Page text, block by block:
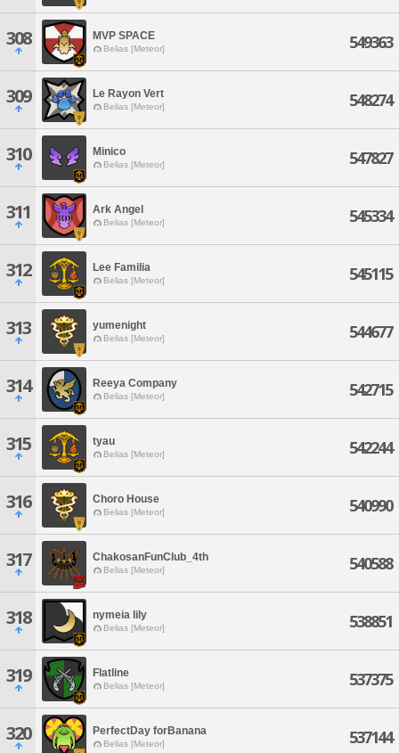
308 MVP SPACE
Belias [Meteor] 549363
309 Le Rayon Vert
Belias [Meteor] 548274
310 Minico
Belias [Meteor] 547827
311 Ark Angel
Belias [Meteor] 545334
312 Lee Familia
Belias [Meteor] 545115
313 yumenight
Belias [Meteor] 544677
314 Reeya Company
Belias [Meteor] 542715
315 tyau
Belias [Meteor] 542244
316 Choro House
Belias [Meteor] 540990
317 ChakosanFunClub_4th
Belias [Meteor] 540588
318 nymeia lily
Belias [Meteor] 538851
319 Flatline
Belias [Meteor] 537375
320 PerfectDay forBanana
Belias [Meteor] 537144